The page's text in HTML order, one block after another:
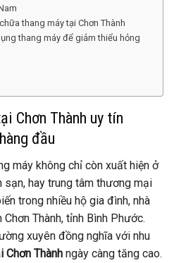
thang máy tại Chơn Thành
thang máy để giảm thiểu hỏng
Chơn Thành uy tín
đầu
máy không chỉ còn xuất hiện ở
sạn, hay trung tâm thương mại
trong nhiều hộ gia đình, nhà
Thành, tỉnh Bình Phước.
xuyên đồng nghĩa với nhu
Chơn Thành ngày càng tăng cao.